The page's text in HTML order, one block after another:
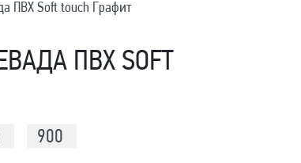
ПВХ Soft touch Графит
ПВХ SOFT
900